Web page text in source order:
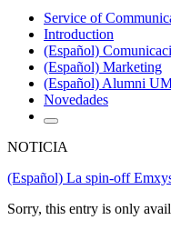
Service of
Introduction
(Español)
(Español) Marketing
(Español) Alumni
Novedades
NOTICIA
(Español) La spin-off
Sorry, this entry is only